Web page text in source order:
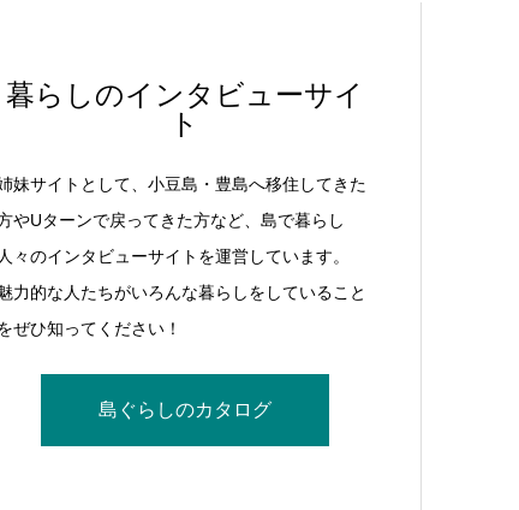
暮らしのインタビューサイ
ト
妹サイトとして、小豆島・豊島へ移住してきた
やUターンで戻ってきた方など、島で暮らし
人々のインタビューサイトを運営しています。
力的な人たちがいろんな暮らしをしていること
ぜひ知ってください！
島ぐらしのカタログ